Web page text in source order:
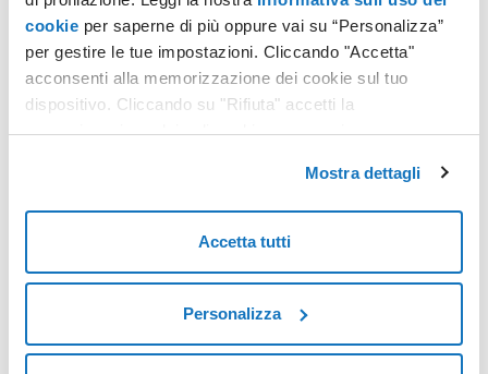
cookie per saperne di più oppure vai su “Personalizza”
per gestire le tue impostazioni. Cliccando "Accetta"
acconsenti alla memorizzazione dei cookie sul tuo
dispositivo. Cliccando su "Rifiuta" accetti la
memorizzazione dei soli cookie necessari.
Mostra dettagli
Accetta tutti
Personalizza
CONNETTIVITÀ
distinguendosi rispetto alla concorrenza per una
di utenti.
Leggi tutto